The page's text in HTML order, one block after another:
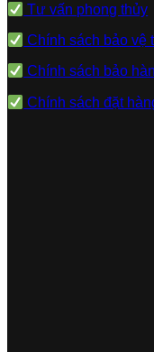
Tư vấn phong thủy
Chính sách bảo vệ
Chính sách bảo
Chính sách đặt